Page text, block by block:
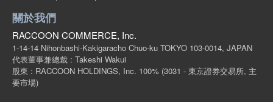
關於我們
RACCOON COMMERCE, Inc.
1-14-14 Nihonbashi-Kakigaracho Chuo-ku TOKYO 103-0014, JAPAN
代表董事兼總裁 : Takeshi Wakui
股東 : RACCOON HOLDINGS, Inc. 100% (3031 - 東京證券交易所, 主
要市場)